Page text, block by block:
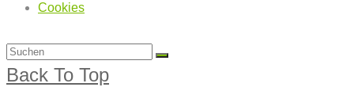
Cookies
Back To Top